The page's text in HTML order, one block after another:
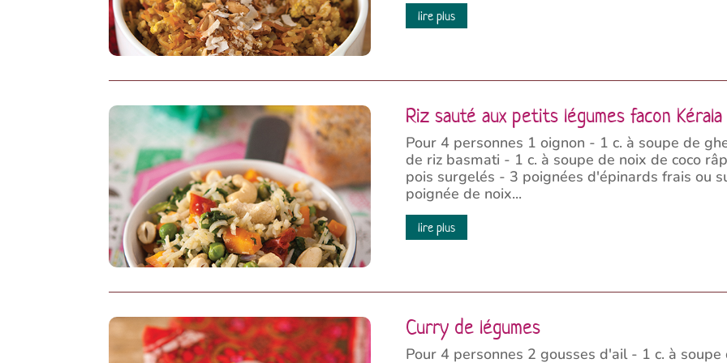
lire plus
Riz sauté aux petits légumes facon Kérala
Pour 4 personnes 1 oignon - 1 c. à soupe de
de riz basmati - 1 c. à soupe de noix de coco
pois surgelés - 3 poignées d'épinards frais ou
poignée de noix...
lire plus
Curry de légumes
Pour 4 personnes 2 gousses d'ail - 1 c. à